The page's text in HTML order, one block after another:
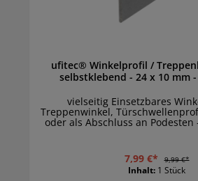
ufitec® Winkelprofil /
vielseitig Einsetzbares
Treppenwinkel,
oder als Abschluss an Podesten
7,99 €* 9,99 €*
Inhalt: 1 Stück